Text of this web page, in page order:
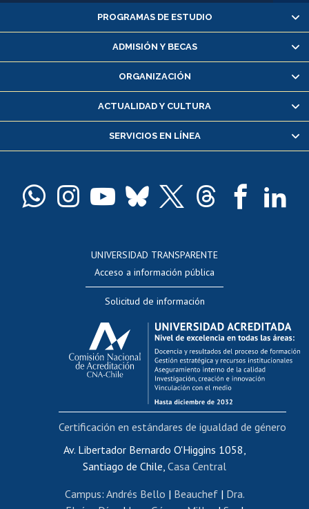
Alumnas/os y exalumnas/os
Matrícula en línea
Inscripción y cambio de asignaturas
Consulta y certificado de notas
Servicio médico y dental
Pago de arancel y crédito alumnos
Docentes
Evaluación docente
Calificación académica
Postulación al AUCAI
Funcionarias/os
Cursos internos de capacitación
Bienestar del personal
Portal de movilidad interna
Certificado de renta
Certificado de renta honorarios
Editar páginas blancas
PROGRAMAS DE ESTUDIO
ADMISIÓN Y BECAS
ORGANIZACIÓN
ACTUALIDAD Y CULTURA
SERVICIOS EN LÍNEA
UNIVERSIDAD TRANSPARENTE
Acceso a información pública
Solicitud de información
Av. Libertador Bernardo O'Higgins 1058,
Santiago de Chile, Casa Central
Campus: Andrés Bello | Beauchef| Dra.
Certificación en estándares de igualdad de género